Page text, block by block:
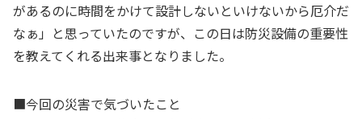
があるのに時間をかけて設計しないといけないから厄介だ
なぁ」と思っていたのですが、この日は防災設備の重要性
を教えてくれる出来事となりました。
■今回の災害で気づいたこと